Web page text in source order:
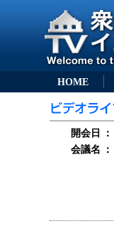
HOME
開会日 ：
会議名
：